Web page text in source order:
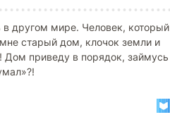
в другом мире. Человек, который
старый дом, клочок земли и
Дом приведу в порядок, займусь